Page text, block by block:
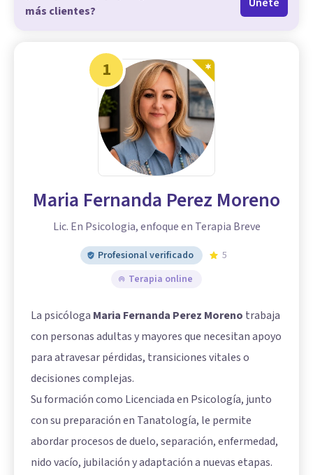
más clientes?
1
Maria Fernanda Perez Moreno
Lic. En Psicologia, enfoque en Terapia Breve
Profesional verificado
5
Terapia online
La psicóloga Maria Fernanda Perez Moreno trabaja
con personas adultas y mayores que necesitan apoyo
para atravesar pérdidas, transiciones vitales o
decisiones complejas.
Su formación como Licenciada en Psicología, junto
con su preparación en Tanatología, le permite
abordar procesos de duelo, separación, enfermedad,
nido vacío, jubilación y adaptación a nuevas etapas.